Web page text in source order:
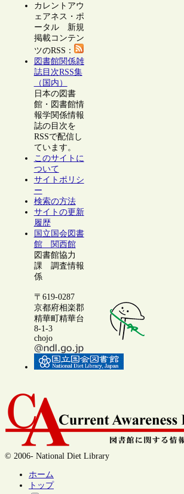
カレントアウ
ェアネス・ポ
ータル 新規
掲載コンテン
ツのRSS：
図書館関係雑
誌目次RSS集
（国内）
日本の図書
館・図書館情
報学関係情報
誌の目次を
RSSで配信し
ています。
このサイトに
ついて
サイトポリシ
ー
検索の方法
サイトの更新
履歴
国立国会図書
館 関西館
図書館協力
課 調査情報
係
〒619-0287
京都府相楽郡
精華町精華台
8-1-3
chojo
© 2006- National Diet Library
ホーム
トップ